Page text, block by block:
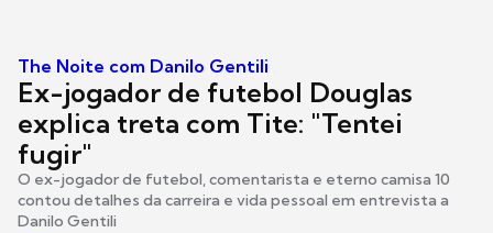
The Noite com Danilo Gentili
Ex-jogador de futebol Douglas
explica treta com Tite: "Tentei
fugir"
O ex-jogador de futebol, comentarista e eterno camisa 10
contou detalhes da carreira e vida pessoal em entrevista a
Danilo Gentili